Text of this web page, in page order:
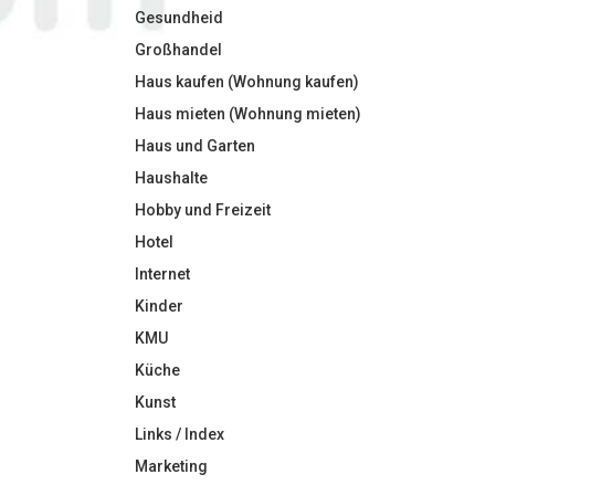
Gesundheid
Großhandel
Haus kaufen (Wohnung kaufen)
Haus mieten (Wohnung mieten)
Haus und Garten
Haushalte
Hobby und Freizeit
Hotel
Internet
Kinder
KMU
Küche
Kunst
Links / Index
Marketing